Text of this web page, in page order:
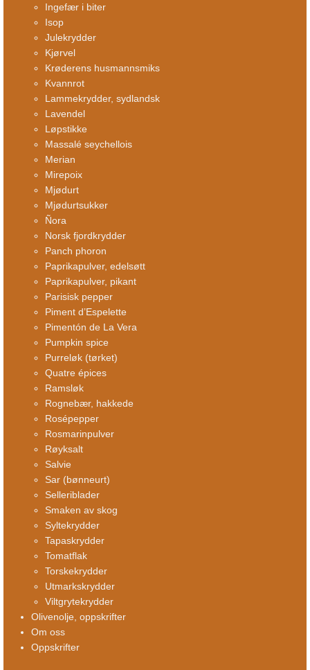
Ingefær i biter
Isop
Julekrydder
Kjørvel
Krøderens husmannsmiks
Kvannrot
Lammekrydder, sydlandsk
Lavendel
Løpstikke
Massalé seychellois
Merian
Mirepoix
Mjødurt
Mjødurtsukker
Ñora
Norsk fjordkrydder
Panch phoron
Paprikapulver, edelsøtt
Paprikapulver, pikant
Parisisk pepper
Piment d’Espelette
Pimentón de La Vera
Pumpkin spice
Purreløk (tørket)
Quatre épices
Ramsløk
Rognebær, hakkede
Rosépepper
Rosmarinpulver
Røyksalt
Salvie
Sar (bønneurt)
Selleriblader
Smaken av skog
Syltekrydder
Tapaskrydder
Tomatflak
Torskekrydder
Utmarkskrydder
Viltgrytekrydder
Olivenolje, oppskrifter
Om oss
Oppskrifter